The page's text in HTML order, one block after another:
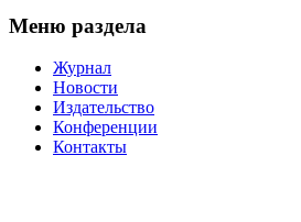
Меню раздела
Журнал
Новости
Издательство
Конференции
Контакты